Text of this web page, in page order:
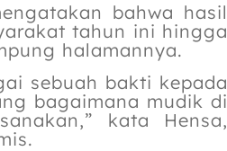
bahwa hasil
tahun ini hingga
halamannya.
sebuah bakti kepada
bagaimana mudik di
kata Hensa,